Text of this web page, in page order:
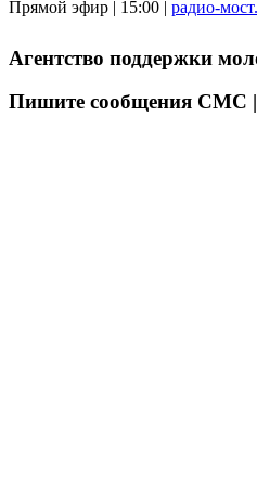
Прямой эфир | 15:00 | радио-
Агентство поддержки
Пишите сообщения СМС |